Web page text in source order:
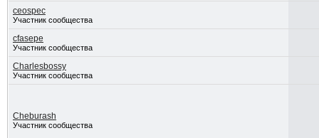
ceospec
Участник сообщества
cfasepe
Участник сообщества
Charlesbossy
Участник сообщества
Cheburash
Участник сообщества